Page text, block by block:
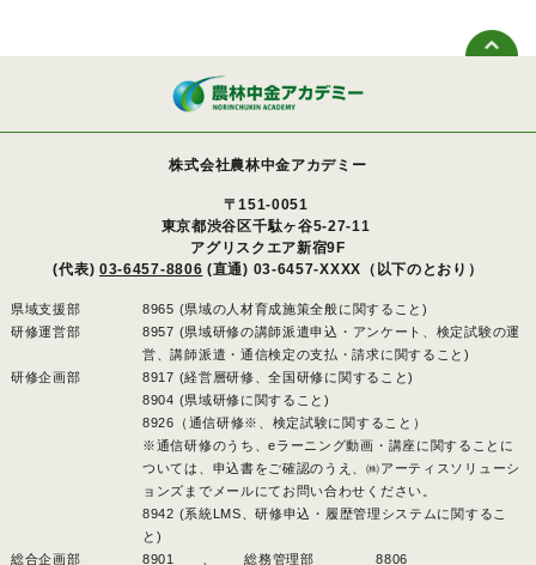
株式会社農林中金アカデミー
〒151-0051
東京都渋谷区千駄ヶ谷5-27-11
アグリスクエア新宿9F
(代表) 03-6457-8806 (直通) 03-6457-XXXX（以下のとおり）
県域支援部
8965 (県域の人材育成施策全般に関すること)
研修運営部
8957 (県域研修の講師派遣申込・アンケート、検定試験の運
営、講師派遣・通信検定の支払・請求に関すること)
研修企画部
8917 (経営層研修、全国研修に関すること)
8904 (県域研修に関すること)
8926（通信研修※、検定試験に関すること）
※通信研修のうち、eラーニング動画・講座に関することに
ついては、申込書をご確認のうえ、㈱アーティスソリューシ
ョンズまでメールにてお問い合わせください。
8942 (系統LMS、研修申込・履歴管理システムに関するこ
と)
総合企画部
8901 、総務管理部 8806